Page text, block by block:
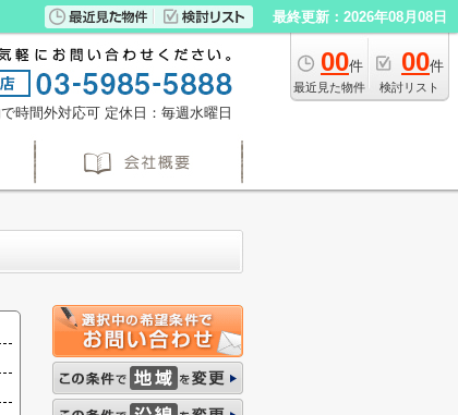
最終更新：2026年08月08日
00件
最近見た物件
00件
検討リスト
時間外対応可 定休日：毎週水曜日